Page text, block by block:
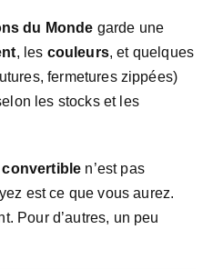
du Monde garde une
, les couleurs, et quelques
fermetures zippées)
les stocks et les
n’est pas
est ce que vous aurez.
Pour d’autres, un peu